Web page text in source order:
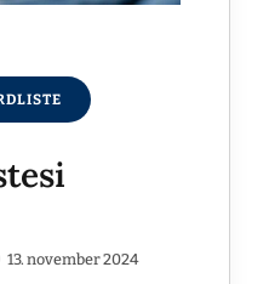
13. november 2024